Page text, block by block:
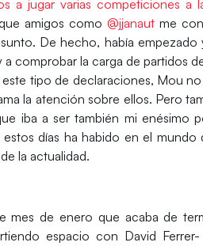
a jugar varias competiciones a
amigos como@jjanautme
De hecho, había
a comprobar la carga de partidos
tipo de declaraciones, Mou
la atención sobre ellos. Pero
iba a ser también mi
días ha habido en el
la actualidad.
mes de enero que acaba de
espacio con David